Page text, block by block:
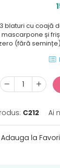
blaturi cu coajă
și
(fără
C212 Ai
Adauga la